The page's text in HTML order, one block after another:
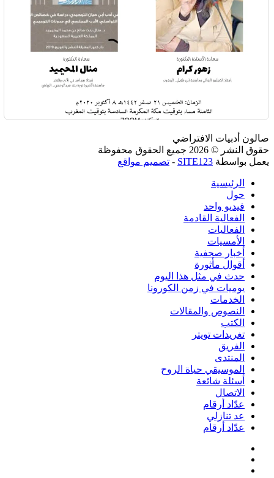
صالون أدبيات الافتراضي
حقوق النشر © 2026 جميع الحقوق محفوظة
يعمل بواسطة SITE123
- تصميم مواقع
الرئيسية
حول
فيديو واحد
الفعالية القادمة
الفعاليات
الأمسيات
أخبار صحفية
أقوال مأثورة
حدث في مثل هذا اليوم
يوميات في زمن الكورونا
الخدمات
النصوص والمقالات
الكتب
تغريدات تويتر
الفريق
المنتدى
الموسيقي حياة الروح
أسئلة شائعة
الاتصال
عدّاد أرقام
عد تنازلي
عدّاد أرقام